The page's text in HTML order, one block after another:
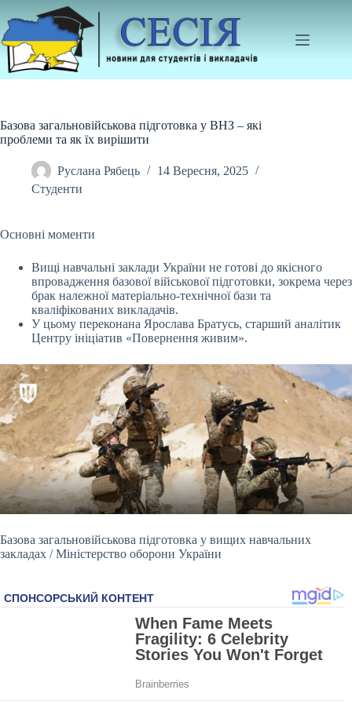
до
вмісту
Базова загальновійськова підготовка у ВНЗ – які
проблеми та як їх вирішити
Руслана Рябець
14 Вересня, 2025
Студенти
Основні моменти
Вищі навчальні заклади України не готові до якісного
впровадження базової військової підготовки, зокрема через
брак належної матеріально-технічної бази та
кваліфікованих викладачів.
У цьому переконана Ярослава Братусь, старший аналітик
Центру ініціатив «Повернення живим».
Базова загальновійськова підготовка у вищих навчальних
закладах / Міністерство оборони України